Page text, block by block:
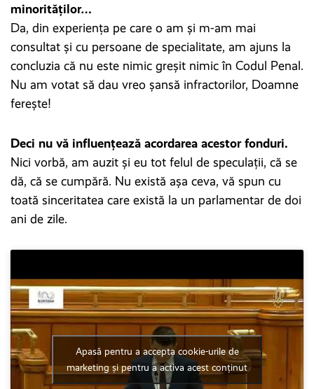
minorităților…
Da, din experiența pe care o am și m-am mai
consultat și cu persoane de specialitate, am ajuns la
concluzia că nu este nimic greșit nimic în Codul Penal.
Nu am votat să dau vreo șansă infractorilor, Doamne
ferește!
Deci nu vă influențează acordarea acestor fonduri.
Nici vorbă, am auzit și eu tot felul de speculații, că se
dă, că se cumpără. Nu există așa ceva, vă spun cu
toată sinceritatea care există la un parlamentar de doi
ani de zile.
Apasă pentru a accepta cookie-urile de
marketing și pentru a activa acest conținut